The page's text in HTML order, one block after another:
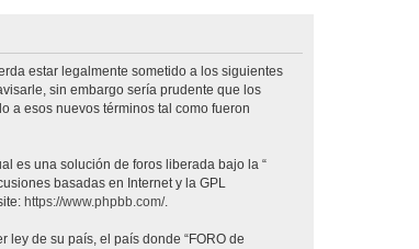
estar legalmente sometido a los siguientes
sin embargo sería prudente que los
a esos nuevos términos tal como fueron
es una solución de foros liberada bajo la “
basadas en Internet y la GPL
https://www.phpbb.com/.
de su país, el país donde “FORO de